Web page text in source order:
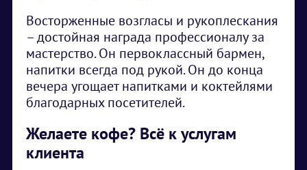
Восторженные возгласы и рукоплескания
– достойная награда профессионалу за
мастерство. Он первоклассный бармен,
напитки всегда под рукой. Он до конца
вечера угощает напитками и коктейлями
благодарных посетителей.
Желаете кофе? Всё к услугам
клиента